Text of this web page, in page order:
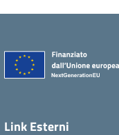
Link Esterni